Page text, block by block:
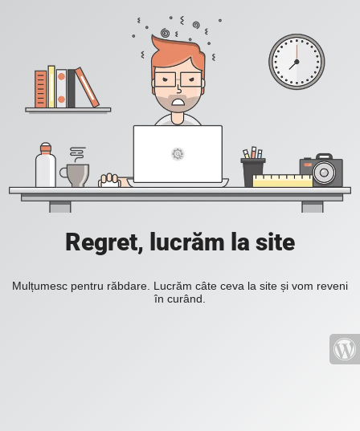
Regret, lucrăm la site
Mulțumesc pentru răbdare. Lucrăm câte ceva la site și vom reveni
în curând.